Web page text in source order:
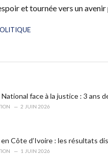
et tournée vers un
face à la justice : 3 ans
2 JUIN 2026
en Côte d’Ivoire : les résultats
1 JUIN 2026